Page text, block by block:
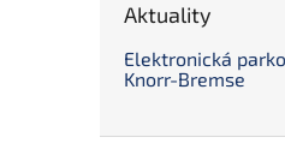
Aktuality
Elektronická
Knorr-Bremse